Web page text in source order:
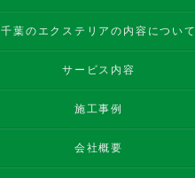
千葉のエクステリアの内容について
サービス内容
施工事例
会社概要